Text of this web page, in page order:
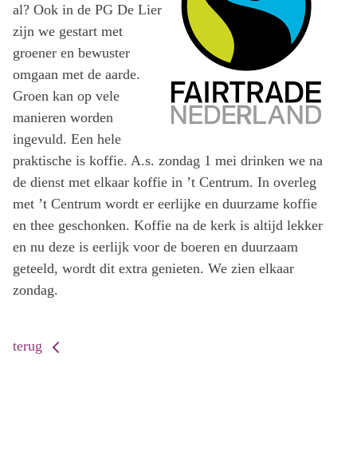
al? Ook in de PG De Lier
zijn we gestart met
groener en bewuster
omgaan met de aarde.
Groen kan op vele
manieren worden
ingevuld. Een hele
praktische is koffie. A.s. zondag 1 mei drinken we na
de dienst met elkaar koffie in ’t Centrum. In overleg
met ’t Centrum wordt er eerlijke en duurzame koffie
en thee geschonken. Koffie na de kerk is altijd lekker
en nu deze is eerlijk voor de boeren en duurzaam
geteeld, wordt dit extra genieten. We zien elkaar
zondag.
terug